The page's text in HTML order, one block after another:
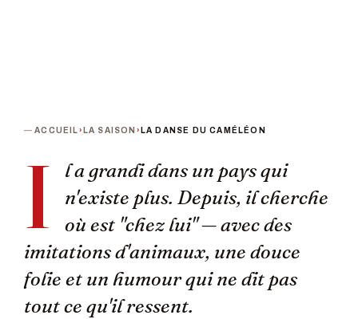
ACCUEIL› LA SAISON › LA DANSE DU CAMÉLÉON
I
l a grandi dans un pays qui
n'existe plus. Depuis, il cherche
où est "chez lui" — avec des
imitations d'animaux, une douce
folie et un humour qui ne dit pas
tout ce qu'il ressent.